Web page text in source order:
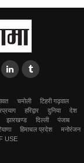
चमोली
टिहरी गढ़वाल
हरिद्वार दुनिया
देश
झारखण्ड दिल्ली
पंजाब
हिमाचल प्रदेश
मनोरंजन
USE